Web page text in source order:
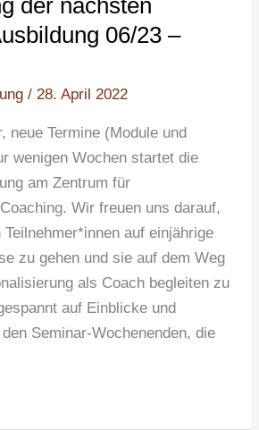
der nächsten
06/23 –
/28. April 2022
neue Termine (Module und
wenigen Wochen startet die
am Zentrum für
Wir freuen uns darauf,
auf einjährige
zu gehen und sie auf dem Weg
als Coach begleiten zu
auf Einblicke und
Seminar-Wochenenden, die